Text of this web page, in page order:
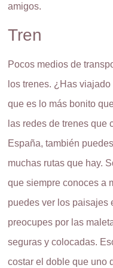
amigos.
Tren
Pocos medios de
los trenes. ¿Has
que es lo más bonito
las redes de trenes que
España, también
muchas rutas que hay.
que siempre conoces a
puedes ver los paisajes
preocupes por las
seguras y colocadas.
costar el doble que uno